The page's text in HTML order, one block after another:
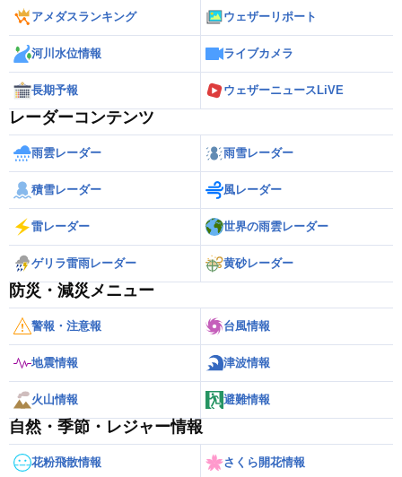
アメダスランキング ウェザーリポート
河川水位情報 ライブカメラ
長期予報 ウェザーニュースLiVE
レーダーコンテンツ
雨雲レーダー 雨雪レーダー
積雪レーダー 風レーダー
雷レーダー 世界の雨雲レーダー
ゲリラ雷雨レーダー 黄砂レーダー
防災・減災メニュー
警報・注意報 台風情報
地震情報 津波情報
火山情報 避難情報
自然・季節・レジャー情報
花粉飛散情報 さくら開花情報